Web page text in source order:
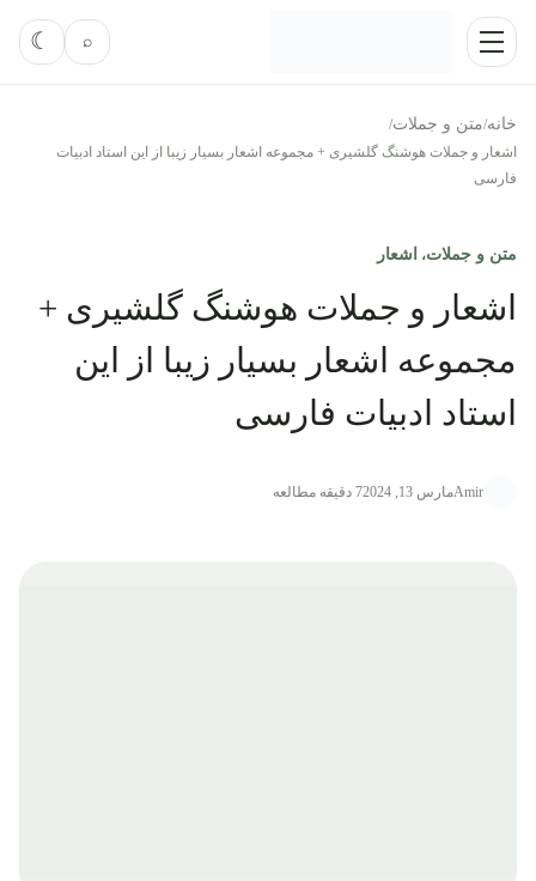
پرش به محتوا
منو
⌕
☾
خانه/متن و جملات/
اشعار و جملات هوشنگ گلشیری + مجموعه اشعار بسیار زیبا از این استاد ادبیات
فارسی
متن و جملات، اشعار
اشعار و جملات هوشنگ گلشیری +
مجموعه اشعار بسیار زیبا از این
استاد ادبیات فارسی
Amirمارس 13, 2024 7 دقیقه مطالعه